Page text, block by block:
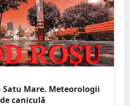
Satu Mare. Meteorologii
caniculă